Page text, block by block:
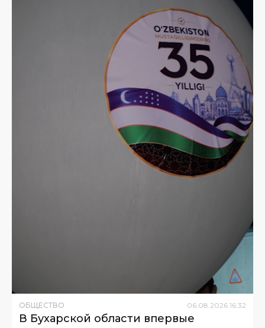
ОБЩЕСТВО 06.08.2026 16:32
В Бухарской области впервые